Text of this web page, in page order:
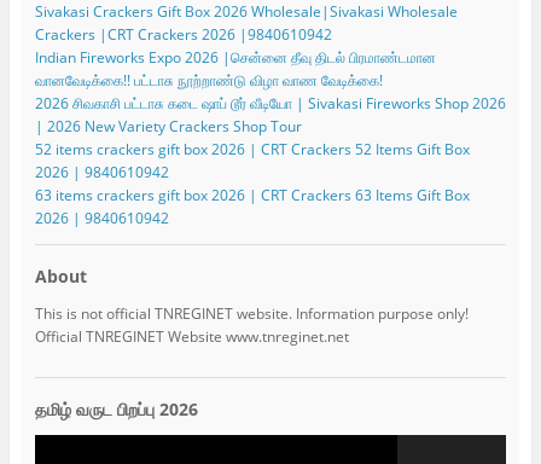
Sivakasi Crackers Gift Box 2026 Wholesale|Sivakasi Wholesale
Crackers |CRT Crackers 2026 |9840610942
Indian Fireworks Expo 2026 |சென்னை தீவு திடல் பிரமாண்டமான
வானவேடிக்கை!! பட்டாசு நூற்றாண்டு விழா வாண வேடிக்கை!
2026 சிவகாசி பட்டாசு கடை ஷாப் டூர் வீடியோ | Sivakasi Fireworks Shop 2026
| 2026 New Variety Crackers Shop Tour
52 items crackers gift box 2026 | CRT Crackers 52 Items Gift Box
2026 | 9840610942
63 items crackers gift box 2026 | CRT Crackers 63 Items Gift Box
2026 | 9840610942
About
This is not official TNREGINET website. Information purpose only!
Official TNREGINET Website www.tnreginet.net
தமிழ் வருட பிறப்பு 2026